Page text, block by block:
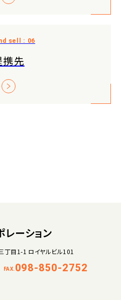
携先
ーション
目1-1 ロイヤルビル101
FAX. 098-850-2752